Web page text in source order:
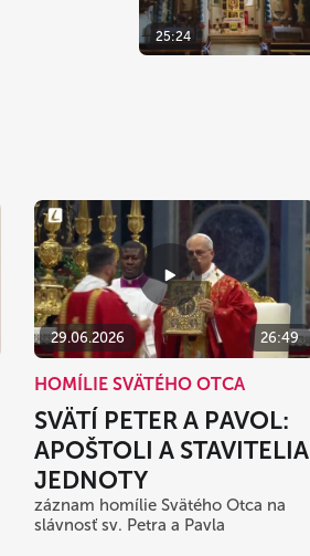
25:24
29.06.2026 26:49
HOMÍLIE SVÄTÉHO OTCA
SVÄTÍ PETER A PAVOL:
APOŠTOLI A STAVITELIA
JEDNOTY
záznam homílie Svätého Otca na
slávnosť sv. Petra a Pavla